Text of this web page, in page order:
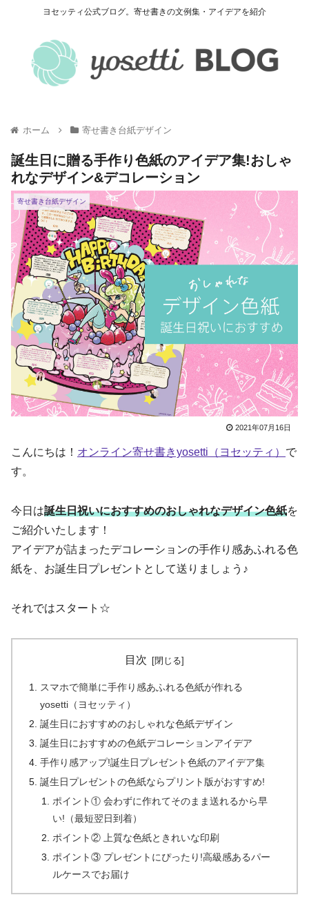
ヨセッティ公式ブログ。寄せ書きの文例集・アイデアを紹介
ホーム 寄せ書き台紙デザイン
誕生日に贈る手作り色紙のアイデア集!おしゃ
れなデザイン&デコレーション
寄せ書き台紙デザイン
2021年07月16日
こんにちは！ オンライン寄せ書きyosetti（ヨセッティ） で
す。
今日は誕生日祝いにおすすめのおしゃれなデザイン色紙を
ご紹介いたします！
アイデアが詰まったデコレーションの手作り感あふれる色
紙を、お誕生日プレゼントとして送りましょう♪
それではスタート☆
目次
スマホで簡単に手作り感あふれる色紙が作れる
yosetti（ヨセッティ）
誕生日におすすめのおしゃれな色紙デザイン
誕生日におすすめの色紙デコレーションアイデア
手作り感アップ!誕生日プレゼント色紙のアイデア集
誕生日プレゼントの色紙ならプリント版がおすすめ!
ポイント① 会わずに作れてそのまま送れるから早
い!（最短翌日到着）
ポイント② 上質な色紙ときれいな印刷
ポイント③ プレゼントにぴったり!高級感あるパー
ルケースでお届け